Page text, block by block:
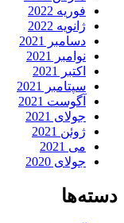
فوریه 2022
ژانویه 2022
دسامبر 2021
نوامبر 2021
اکتبر 2021
سپتامبر 2021
آگوست 2021
جولای 2021
ژوئن 2021
می 2021
جولای 2020
دسته‌ها